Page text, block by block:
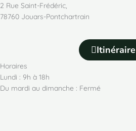
2 Rue Saint-Frédéric,
78760 Jouars-Pontchartrain
Itinéraire
Horaires
Lundi : 9h à 18h
Du mardi au dimanche : Fermé